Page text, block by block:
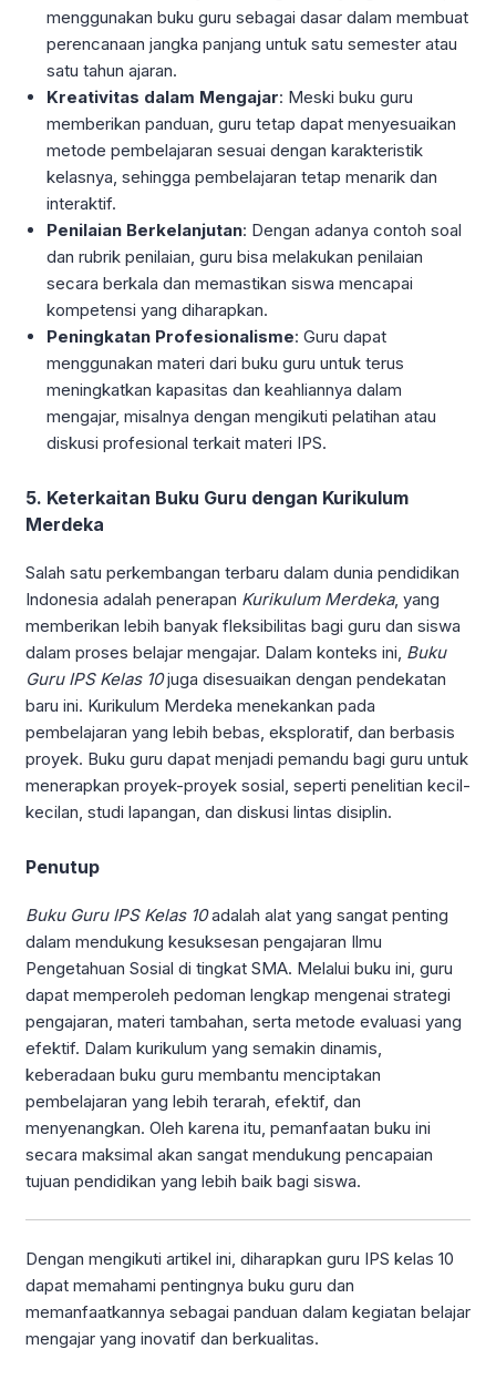
menggunakan buku guru sebagai dasar dalam membuat
perencanaan jangka panjang untuk satu semester atau
satu tahun ajaran.
Kreativitas dalam Mengajar: Meski buku guru
memberikan panduan, guru tetap dapat menyesuaikan
metode pembelajaran sesuai dengan karakteristik
kelasnya, sehingga pembelajaran tetap menarik dan
interaktif.
Penilaian Berkelanjutan: Dengan adanya contoh soal
dan rubrik penilaian, guru bisa melakukan penilaian
secara berkala dan memastikan siswa mencapai
kompetensi yang diharapkan.
Peningkatan Profesionalisme: Guru dapat
menggunakan materi dari buku guru untuk terus
meningkatkan kapasitas dan keahliannya dalam
mengajar, misalnya dengan mengikuti pelatihan atau
diskusi profesional terkait materi IPS.
5. Keterkaitan Buku Guru dengan Kurikulum
Merdeka
Salah satu perkembangan terbaru dalam dunia pendidikan
Indonesia adalah penerapan Kurikulum Merdeka, yang
memberikan lebih banyak fleksibilitas bagi guru dan siswa
dalam proses belajar mengajar. Dalam konteks ini, Buku
Guru IPS Kelas 10juga disesuaikan dengan pendekatan
baru ini. Kurikulum Merdeka menekankan pada
pembelajaran yang lebih bebas, eksploratif, dan berbasis
proyek. Buku guru dapat menjadi pemandu bagi guru untuk
menerapkan proyek-proyek sosial, seperti penelitian kecil-
kecilan, studi lapangan, dan diskusi lintas disiplin.
Penutup
Buku Guru IPS Kelas 10adalah alat yang sangat penting
dalam mendukung kesuksesan pengajaran Ilmu
Pengetahuan Sosial di tingkat SMA. Melalui buku ini, guru
dapat memperoleh pedoman lengkap mengenai strategi
pengajaran, materi tambahan, serta metode evaluasi yang
efektif. Dalam kurikulum yang semakin dinamis,
keberadaan buku guru membantu menciptakan
pembelajaran yang lebih terarah, efektif, dan
menyenangkan. Oleh karena itu, pemanfaatan buku ini
secara maksimal akan sangat mendukung pencapaian
tujuan pendidikan yang lebih baik bagi siswa.
Dengan mengikuti artikel ini, diharapkan guru IPS kelas 10
dapat memahami pentingnya buku guru dan
memanfaatkannya sebagai panduan dalam kegiatan belajar
mengajar yang inovatif dan berkualitas.